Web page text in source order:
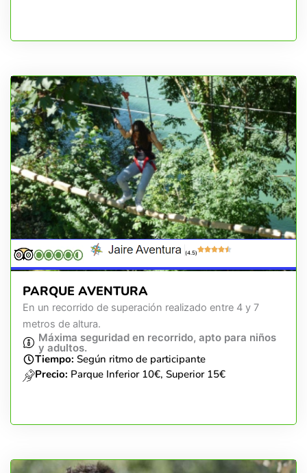
(4.5)
PARQUE AVENTURA
En un recorrido de superación realizado entre 4 y 7
metros de altura.
Máxima seguridad en recorrido, apto para niños
y adultos.
Tiempo: Según ritmo de participante
Precio: Parque Inferior 10€, Superior 15€